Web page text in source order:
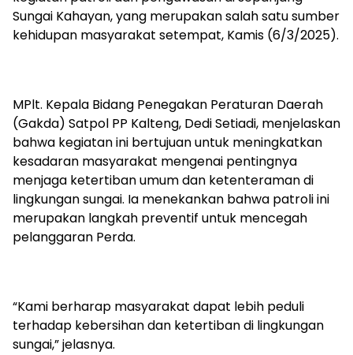
Sungai Kahayan, yang merupakan salah satu sumber
kehidupan masyarakat setempat, Kamis (6/3/2025).
MPlt. Kepala Bidang Penegakan Peraturan Daerah
(Gakda) Satpol PP Kalteng, Dedi Setiadi, menjelaskan
bahwa kegiatan ini bertujuan untuk meningkatkan
kesadaran masyarakat mengenai pentingnya
menjaga ketertiban umum dan ketenteraman di
lingkungan sungai. Ia menekankan bahwa patroli ini
merupakan langkah preventif untuk mencegah
pelanggaran Perda.
“Kami berharap masyarakat dapat lebih peduli
terhadap kebersihan dan ketertiban di lingkungan
sungai,” jelasnya.